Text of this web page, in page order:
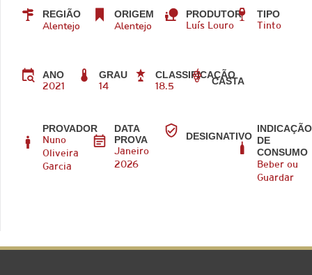
REGIÃO
Alentejo
ORIGEM
Alentejo
PRODUTOR
Luís Louro
TIPO
Tinto
ANO
2021
GRAU
14
CLASSIFICAÇÃO
18.5
CASTA
PROVADOR
Nuno
Oliveira
Garcia
DATA
PROVA
Janeiro
2026
DESIGNATIVO
INDICAÇÃO
DE
CONSUMO
Beber ou
Guardar